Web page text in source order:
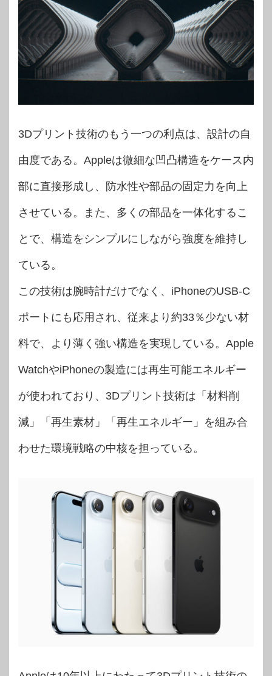
3Dプリント技術のもう一つの利点は、設計の自
由度である。Appleは微細な凹凸構造をケース内
部に直接形成し、防水性や部品の固定力を向上
させている。また、多くの部品を一体化するこ
とで、構造をシンプルにしながら強度を維持し
ている。
この技術は腕時計だけでなく、iPhoneのUSB-C
ポートにも応用され、従来より約33％少ない材
料で、より薄く強い構造を実現している。Apple
WatchやiPhoneの製造には再生可能エネルギー
が使われており、3Dプリント技術は「材料削
減」「再生素材」「再生エネルギー」を組み合
わせた環境戦略の中核を担っている。